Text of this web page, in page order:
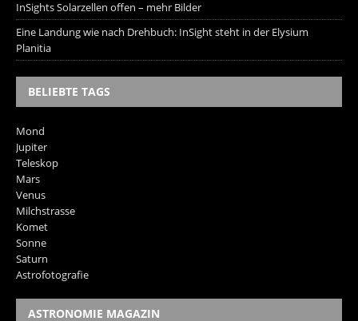
InSights Solarzellen offen – mehr Bilder
Eine Landung wie nach Drehbuch: InSight steht in der Elysium
Planitia
BELIEBTE TAGS
Mond
Jupiter
Teleskop
Mars
Venus
Milchstrasse
Komet
Sonne
Saturn
Astrofotografie
ASTRONOMIE MAGAZIN